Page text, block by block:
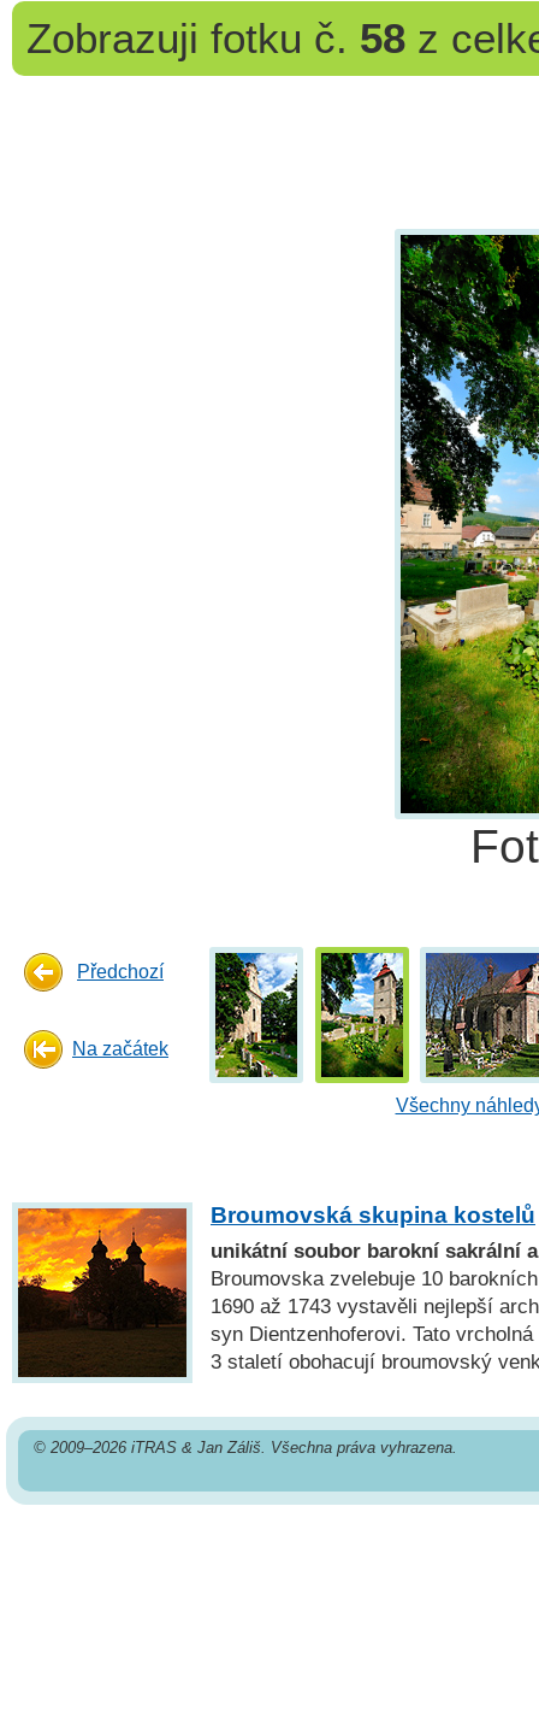
Zobrazuji fotku č. 58z
Předchozí
Na začátek
Všechny
Broumovská skupina kostelů
unikátní soubor barokní sakrální
Broumovska zvelebuje 10
1690 až 1743 vystavěli nejlepší
syn Dientzenhoferovi. Tato
3 staletí obohacují broumovský
© 2009–2026 iTRAS & Jan Záliš. Všechna práva vyhrazena.